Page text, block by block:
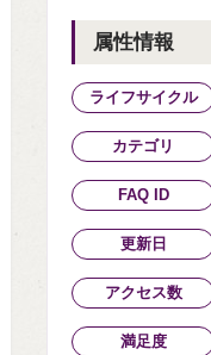
属性情報
ライフサイクル
カテゴリ
FAQ ID
更新日
アクセス数
満足度